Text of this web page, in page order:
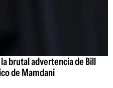
brutal advertencia de Bill
de Mamdani